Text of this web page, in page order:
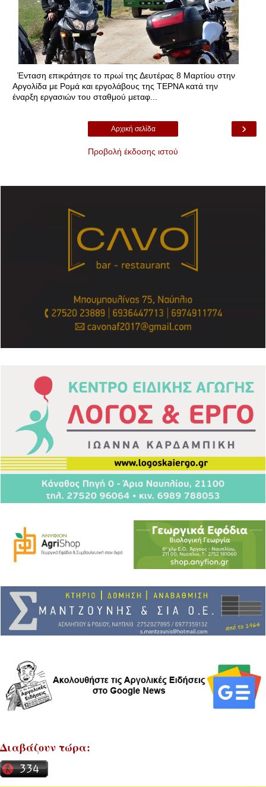
Ένταση επικράτησε το πρωί της Δευτέρας 8 Μαρτίου στην
Αργολίδα με Ρομά και εργολάβους της ΤΕΡΝΑ κατά την
έναρξη εργασιών του σταθμού μεταφ...
›
Αρχική σελίδα
Προβολή έκδοσης ιστού
Διαβάζουν τώρα: